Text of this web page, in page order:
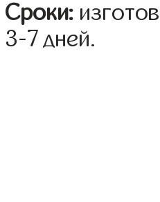
Сроки:
3-7 дней.